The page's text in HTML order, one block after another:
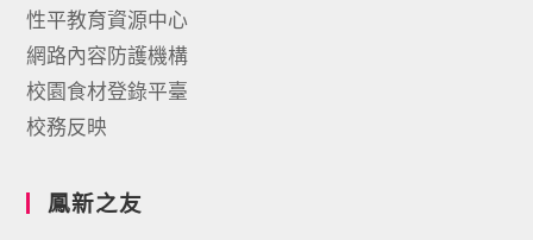
性平教育資源中心
網路內容防護機構
校園食材登錄平臺
校務反映
鳳新之友